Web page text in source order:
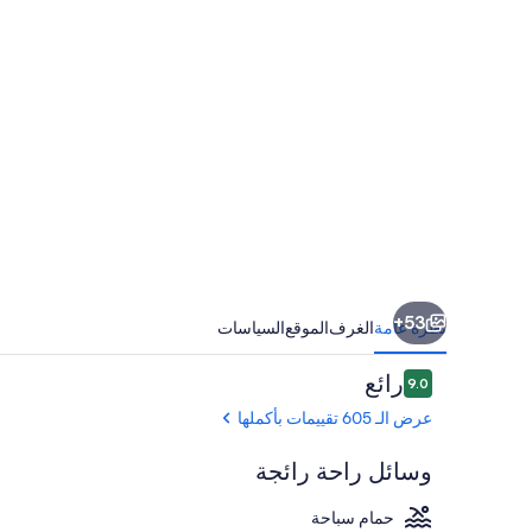
53+
نظرة عامةالغرفالموقعالسياسات
التقييمات
9.09.0 من 10رائع
عرض الـ 605 تقييمات بأكملها
وسائل راحة رائجة
حمام سباحة